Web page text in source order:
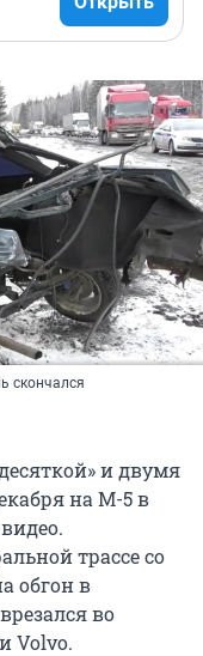
скончался
и двумя
на М-5 в
трассе со
обгон в
во
Volvo.